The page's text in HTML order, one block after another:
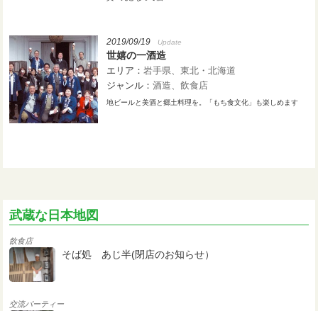
2019/09/19 Update
世嬉の一酒造
エリア：岩手県
東北・北海道
ジャンル：酒造 飲食店
地ビールと美酒と郷土料理を。「もち食文化」も楽しめます
武蔵な日本地図
飲食店
そば処 あじ半(閉店のお知らせ）
交流パーティー